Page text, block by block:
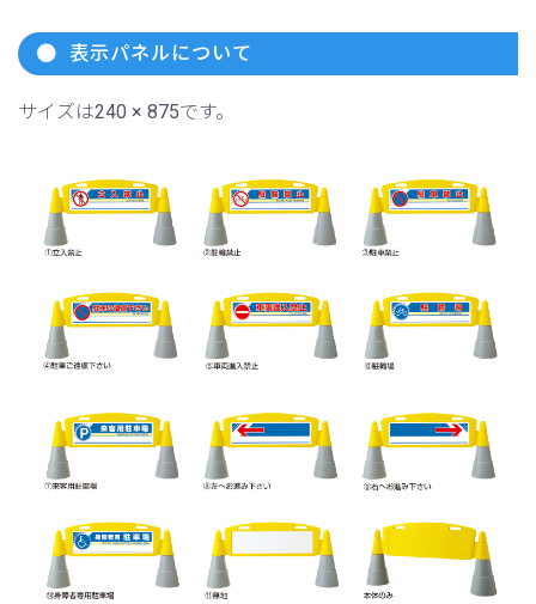
表示パネルについて
サイズは240 × 875です。